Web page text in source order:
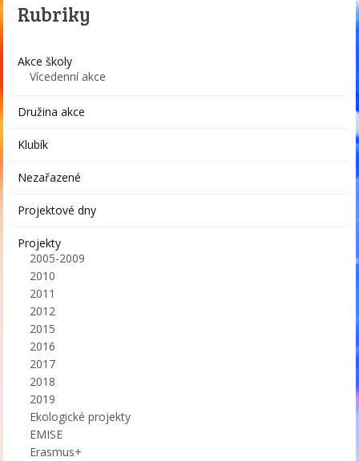
Rubriky
Akce školy
Vícedenní akce
Družina akce
Klubík
Nezařazené
Projektové dny
Projekty
2005-2009
2010
2011
2012
2015
2016
2017
2018
2019
Ekologické projekty
EMISE
Erasmus+